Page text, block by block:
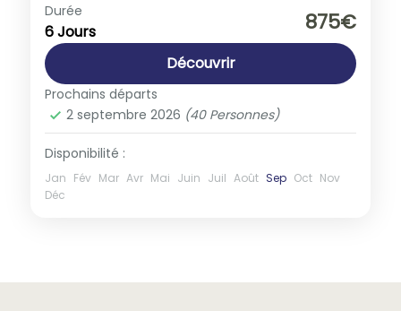
Autriche
1-40 People
Durée
6 Jours 875€
Découvrir
Prochains départs
2 septembre 2026 (40 Personnes)
Disponibilité :
Jan Fév Mar Avr Mai Juin Juil Août Sep Oct Nov
Déc